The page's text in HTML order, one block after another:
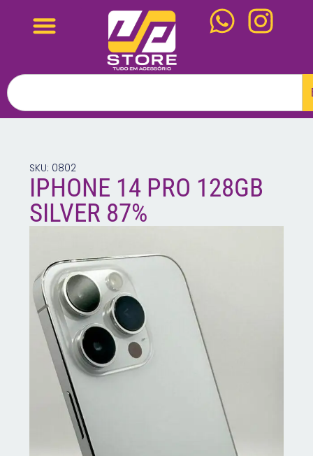
SKU: 0802
IPHONE 14 PRO 128GB
SILVER 87%